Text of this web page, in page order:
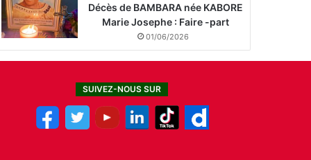
Décès de BAMBARA née KABORE
Marie Josephe : Faire -part
01/06/2026
SUIVEZ-NOUS SUR